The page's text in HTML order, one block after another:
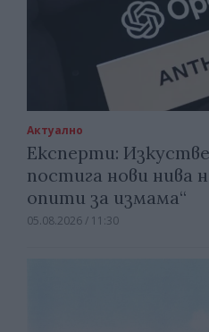
Актуално
Експерти:
постига нови нива
опити за измама“
05.08.2026 / 11:30